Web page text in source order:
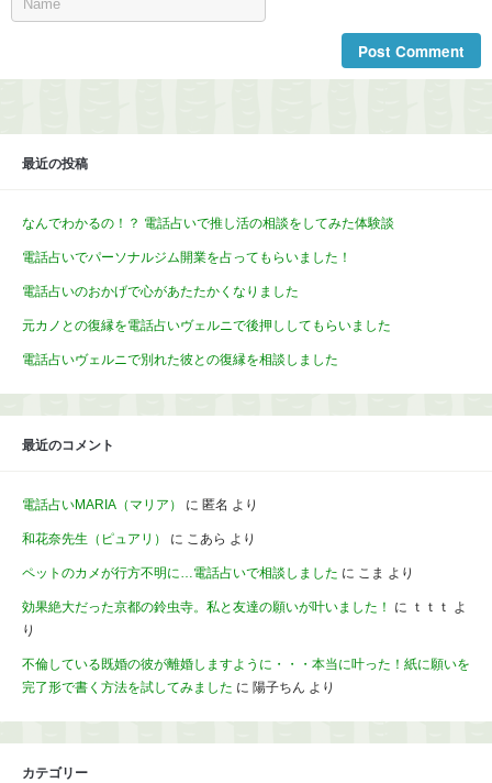
最近の投稿
なんでわかるの！？ 電話占いで推し活の相談をしてみた体験談
電話占いでパーソナルジム開業を占ってもらいました！
電話占いのおかげで心があたたかくなりました
元カノとの復縁を電話占いヴェルニで後押ししてもらいました
電話占いヴェルニで別れた彼との復縁を相談しました
最近のコメント
電話占いMARIA（マリア） に 匿名 より
和花奈先生（ピュアリ） に こあら より
ペットのカメが行方不明に…電話占いで相談しました に こま より
効果絶大だった京都の鈴虫寺。私と友達の願いが叶いました！ に ｔｔｔ よ
り
不倫している既婚の彼が離婚しますように・・・本当に叶った！紙に願いを
完了形で書く方法を試してみました に 陽子ちん より
カテゴリー